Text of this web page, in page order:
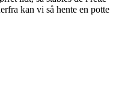
kan vi så hente en potte